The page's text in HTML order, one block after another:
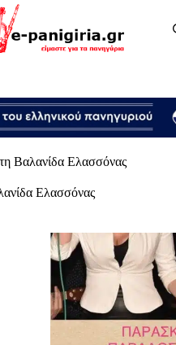
Βαλανίδα Ελασσόνας
Ελασσόνας